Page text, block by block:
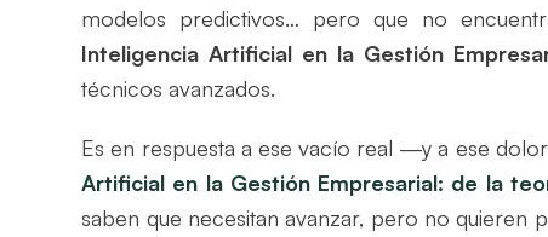
modelos predictivos… pero que no
Inteligencia Artificial en la Gestión
técnicos avanzados.
Es en respuesta a ese vacío real —y a ese
Artificial en la Gestión Empresarial: de la
saben que necesitan avanzar, pero no quieren